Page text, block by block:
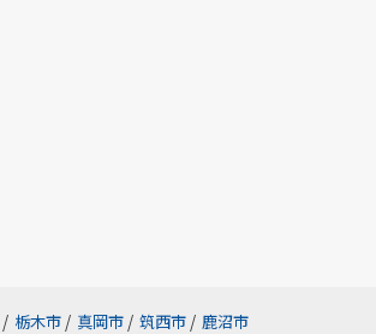
/ 栃木市 / 真岡市 / 筑西市 / 鹿沼市